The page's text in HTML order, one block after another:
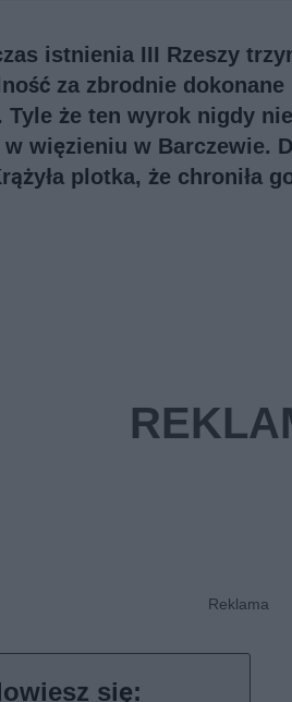
istnienia III Rzeszy
za zbrodnie
Tyle że ten wyrok nigdy
więzieniu w Barczewie.
plotka, że chroniła